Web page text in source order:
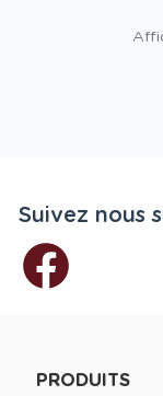
Suivez nous
PRODUITS